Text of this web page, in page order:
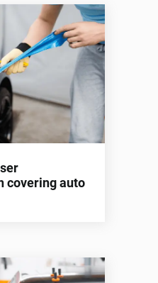
covering auto